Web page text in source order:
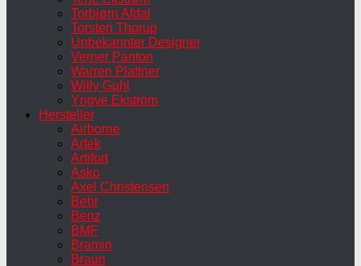
Torbjørn Afdal
Torsten Thorup
Unbekannter Designer
Verner Panton
Warren Plattner
Willy Guhl
Yngve Ekström
Hersteller
Airborne
Artek
Artifort
Asko
Axel Christensen
Behr
Benz
BMF
Bramin
Braun